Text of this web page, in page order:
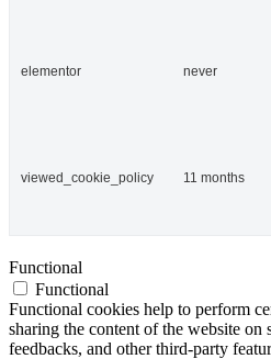
elementor never
viewed_cookie_policy 11 months
Functional
Functional
Functional cookies help to perform
sharing the content of the website
feedbacks, and other third-party